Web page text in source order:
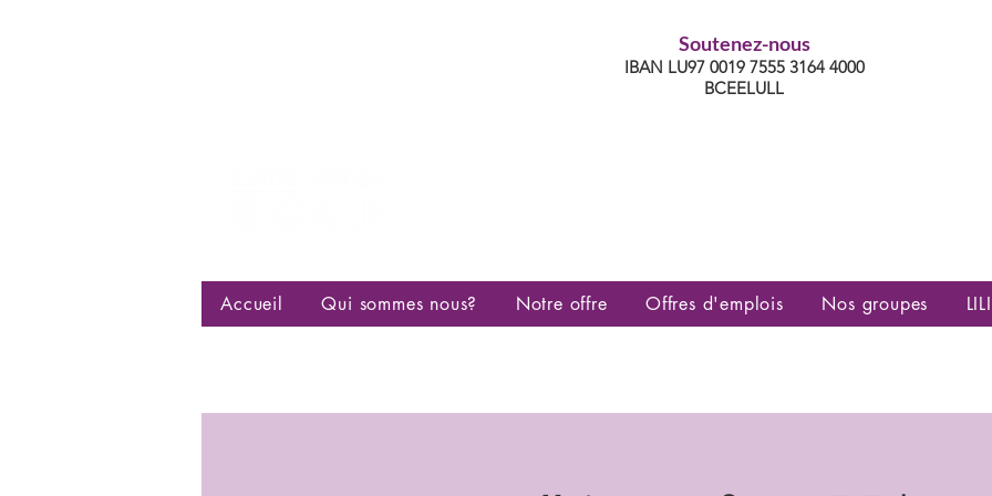
Soutenez-nous
IBAN LU97 0019 7555 3164 4000
BCEELULL
Accueil Qui sommes nous? Notre offre Offres d'emplois Nos groupes LILI